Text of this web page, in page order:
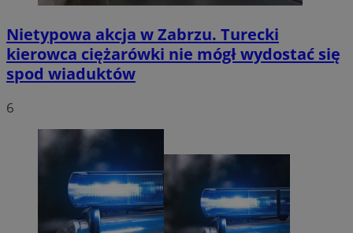
Nietypowa akcja w Zabrzu. Turecki
kierowca ciężarówki nie mógł wydostać się
spod wiaduktów
6